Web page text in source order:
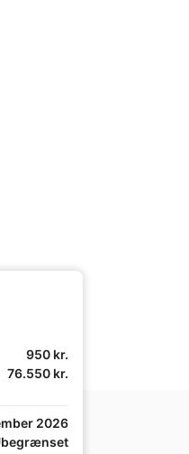
950 kr.
76.550 kr.
2026